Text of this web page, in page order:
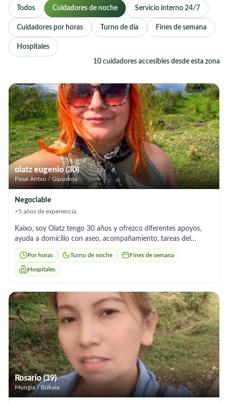
Todos Cuidadores de noche Servicio interno 24/7
Cuidadores por horas Turno de día Fines de semana
Hospitales
10 cuidadores accesibles desde esta zona
olatz eugenio (30)
Pasai Antxo / Gipuzkoa
Negociable
>5 años de experiencia
Kaixo, soy Olatz tengo 30 años y ofrezco diferentes apoyos,
ayuda a domicilio con aseo, acompañamiento, tareas del
hogar,noches… He trabajado en residencias durante 5 años
Por horas Turno de noche Fines de semana
Hospitales
Rosario (39)
Mungia / Bizkaia